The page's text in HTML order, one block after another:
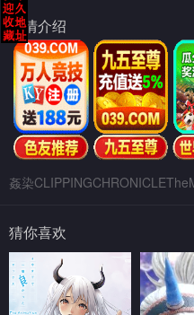
剧情介绍
姦染
猜你喜欢